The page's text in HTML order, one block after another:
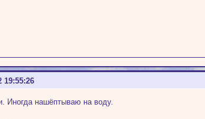
19:55:26
Иногда нашёптываю на воду.